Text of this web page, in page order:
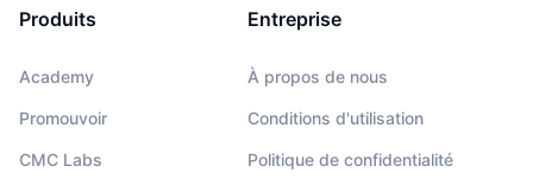
Produits
Academy
Promouvoir
CMC Labs
Entreprise
À propos de nous
Conditions d'utilisation
Politique de confidentialité